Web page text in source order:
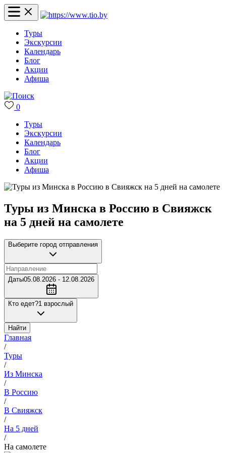
Туры
Экскурсии
Календарь
Блог
Акции
Афиша
0
Туры
Экскурсии
Календарь
Блог
Акции
Афиша
Туры из Минска в Россию в Свияжск
на 5 дней на самолете
Выберите город отправления
Даты05.08.2026 - 12.08.2026
Кто едет?1 взрослый
Найти
Главная
/
Туры
/
Из Минска
/
В Россию
/
В Свияжск
/
На 5 дней
/
На самолете